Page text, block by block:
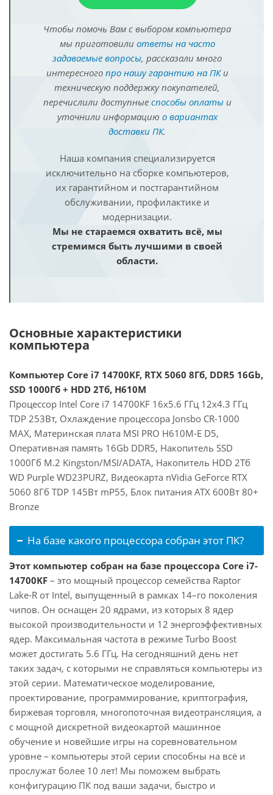
Чтобы помочь Вам с выбором компьютера
мы приготовили ответы на часто
задаваемые вопросы, рассказали много
интересного про нашу гарантию на ПКи
техническую поддержку покупателей,
перечислили доступные способы оплатыи
уточнили информацию о вариантах
доставки ПК.
Наша компания специализируется
исключительно на сборке компьютеров,
их гарантийном и постгарантийном
обслуживании, профилактике и
модернизации.
Мы не стараемся охватить всё, мы
стремимся быть лучшими в своей
области.
Основные характеристики
компьютера
Компьютер Core i7 14700KF, RTX 5060 8Гб, DDR5 16Gb,
SSD 1000Гб + HDD 2Тб, H610M
Процессор Intel Core i7 14700KF 16x5.6 ГГц 12x4.3 ГГц
TDP 253Вт, Охлаждение процессора Jonsbo CR-1000
MAX, Материнская плата MSI PRO H610M-E D5,
Оперативная память 16Gb DDR5, Накопитель SSD
1000Гб M.2 Kingston/MSI/ADATA, Накопитель HDD 2Тб
WD Purple WD23PURZ, Видеокарта nVidia GeForce RTX
5060 8Гб TDP 145Вт mP55, Блок питания ATX 600Вт 80+
Bronze
На базе какого процессора собран этот ПК?
Этот компьютер собран на базе процессора Core i7-
14700KF – это мощный процессор семейства Raptor
Lake-R от Intel, выпущенный в рамках 14–го поколения
чипов. Он оснащен 20 ядрами, из которых 8 ядер
высокой производительности и 12 энергоэффективных
ядер. Максимальная частота в режиме Turbo Boost
может достигать 5.6 ГГц. На сегодняшний день нет
таких задач, с которыми не справляться компьютеры из
этой серии. Математическое моделирование,
проектирование, программирование, криптография,
биржевая торговля, многопоточная видеотрансляция, а
с мощной дискретной видеокартой машинное
обучение и новейшие игры на соревновательном
уровне – компьютеры этой серии способны на всё и
прослужат более 10 лет! Мы поможем выбрать
конфигурацию ПК под ваши задачи, быстро и